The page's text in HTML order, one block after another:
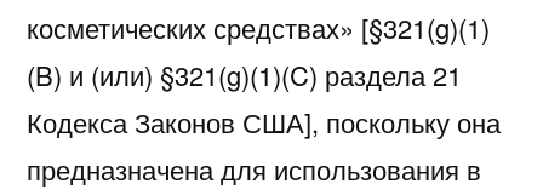
косметических средствах» [§321(g)(1)
(B) и (или) §321(g)(1)(C) раздела 21
Кодекса Законов США], поскольку она
предназначена для использования в